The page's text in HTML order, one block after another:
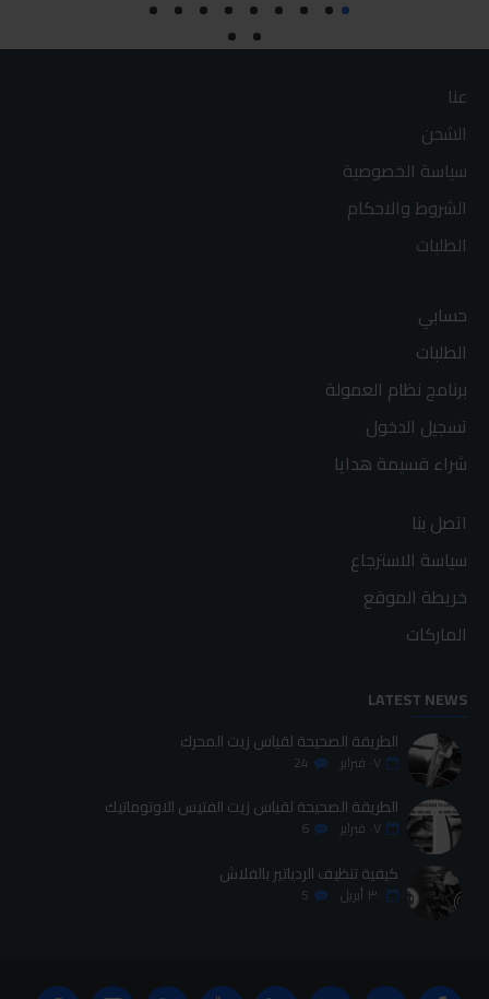
عنا
الشحن
سياسة الخصوصية
الشروط والاحكام
الطلبات
حسابي
الطلبات
برنامج نظام العمولة
تسجيل الدخول
شراء قسيمة هدايا
اتصل بنا
سياسة الاسترجاع
خريطة الموقع
الماركات
LATEST NEWS
الطريقة الصحيحة لقياس زيت المحرك
٠٧ فبراير 24
الطريقة الصحيحة لقياس زيت الفتيس الاوتوماتيك
٠٧ فبراير 6
كيفية تنظيف الردياتير بالفلاش
٣٠ أبريل 5